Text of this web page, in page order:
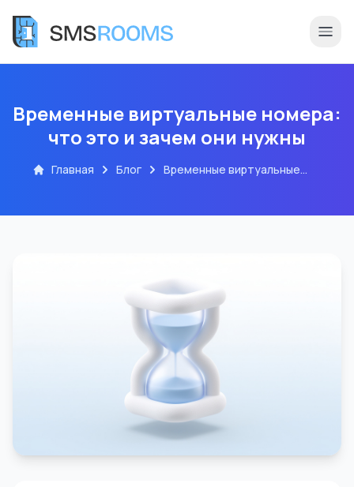
Временные виртуальные номера:
что это и зачем они нужны
Главная Блог
Временные виртуальные